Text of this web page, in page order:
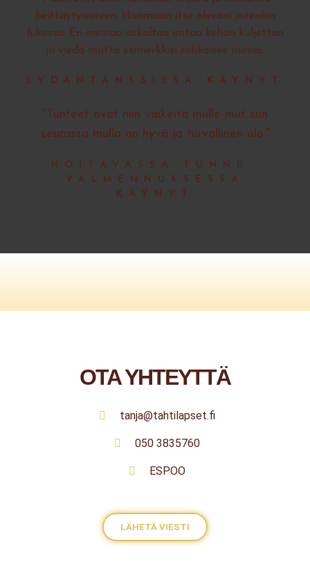
heittäytymiseen. Huomaan itse olevani jotenkin
lukossa. En meinaa uskaltaa antaa kehon kuljettaa
ja viedä mutta esimerkkisi rohkaisee minua.
SYDÄNTANSSISSA KÄYNYT
"Tunteet ovat niin vaikeita mulle mut sun
seurassa mulla on hyvä ja turvallinen olo."
HOITAVASSA TUNNE-
VALMENNUKSESSA
KÄYNYT
OTA YHTEYTTÄ
tanja@tahtilapset.fi
050 3835760
ESPOO
LÄHETÄ VIESTI